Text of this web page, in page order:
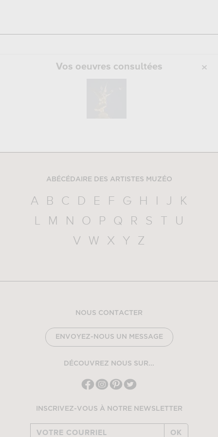
Vos oeuvres consultées
ABÉCÉDAIRE DES ARTISTES MUZÉO
A B C D E F G H I J
K
L
M N O P Q R S T
U
V
W X Y Z
NOUS CONTACTER
ENVOYEZ-NOUS UN MESSAGE
DÉCOUVREZ NOUS SUR...
INSCRIVEZ-VOUS À NOTRE NEWSLETTER
OK